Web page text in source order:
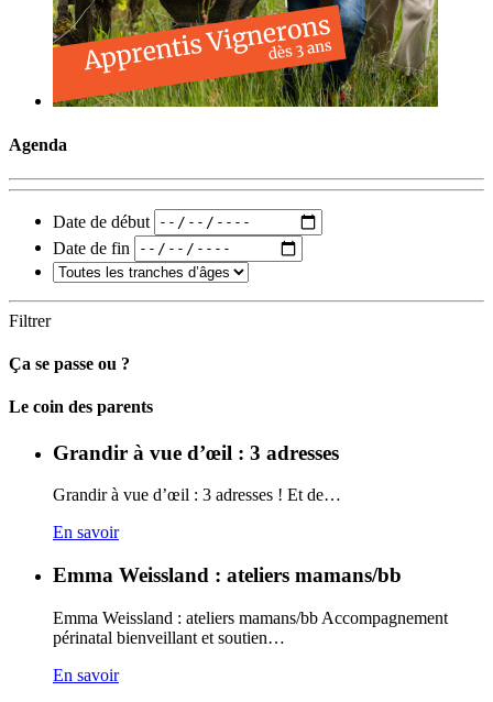
Agenda
Date de début
Date de fin
Filtrer
Ça se passe ou ?
Carto
Le coin des parents
Grandir à vue d’œil : 3 adresses
Grandir à vue d’œil : 3 adresses ! Et de…
En savoir
Emma Weissland : ateliers mamans/bb
Emma Weissland : ateliers mamans/bb Accompagnement
périnatal bienveillant et soutien…
En savoir